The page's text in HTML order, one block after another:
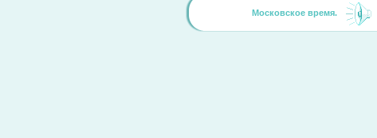
Московское время.